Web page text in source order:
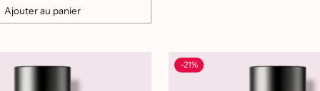
Ajouter au panier
-21%